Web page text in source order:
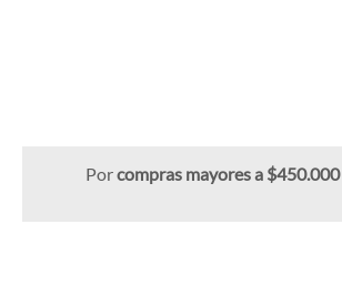
Porcompras mayores a $450.000